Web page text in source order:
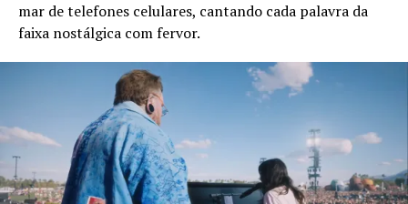
mar de telefones celulares, cantando cada palavra da
faixa nostálgica com fervor.